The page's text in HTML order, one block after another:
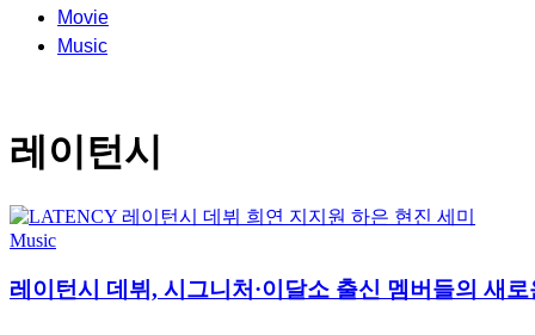
Movie
Music
레이턴시
Music
레이턴시 데뷔, 시그니처·이달소 출신 멤버들의 새로